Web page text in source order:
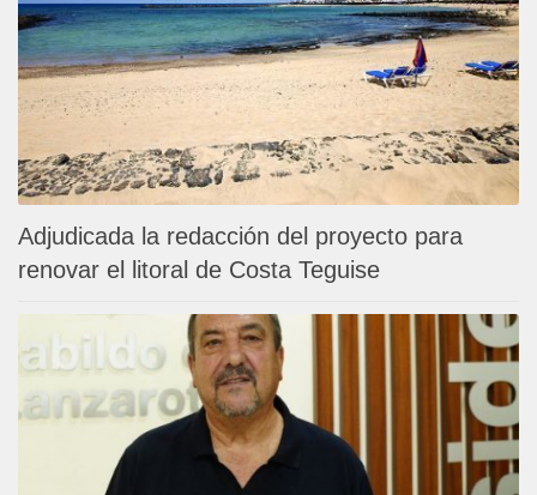
Adjudicada la redacción del proyecto para
renovar el litoral de Costa Teguise